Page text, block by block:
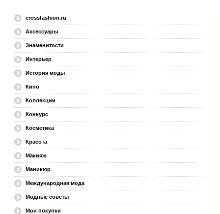
crossfashion.ru
Аксессуары
Знаменитости
Интерьер
История моды
Кино
Коллекции
Конкурс
Косметика
Красота
Макияж
Маникюр
Международная мода
Модные советы
Мои покупки